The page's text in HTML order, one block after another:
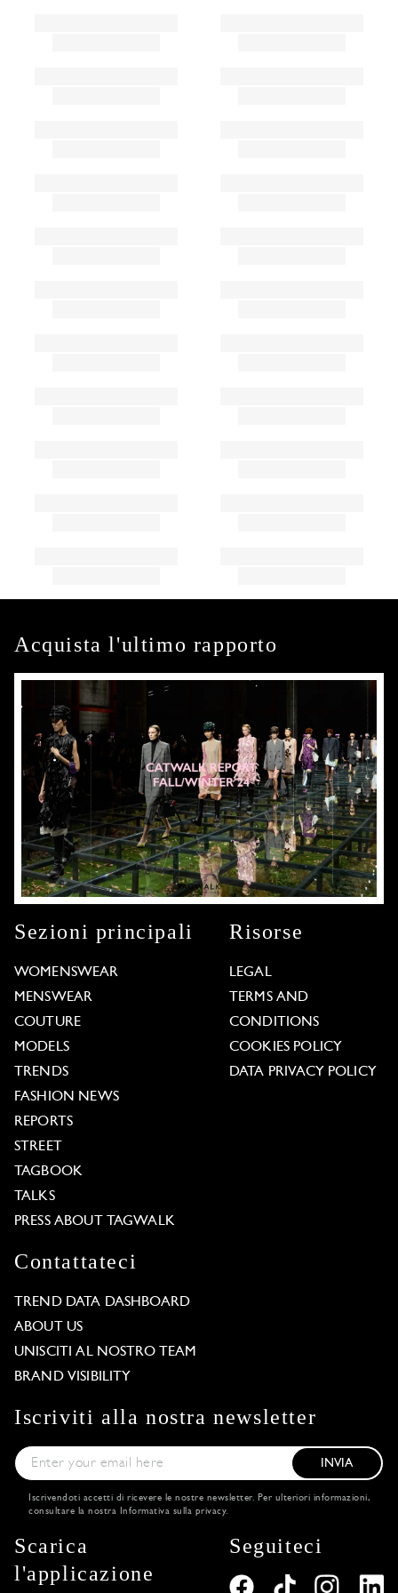
Acquista l'ultimo rapporto
Sezioni principali
WOMENSWEAR
MENSWEAR
COUTURE
MODELS
TRENDS
FASHION NEWS
REPORTS
STREET
TAGBOOK
TALKS
PRESS ABOUT TAGWALK
Risorse
LEGAL
TERMS AND
CONDITIONS
COOKIES POLICY
DATA PRIVACY POLICY
Contattateci
TREND DATA DASHBOARD
ABOUT US
UNISCITI AL NOSTRO TEAM
BRAND VISIBILITY
Iscriviti alla nostra newsletter
INVIA
Iscrivendoti accetti di ricevere le nostre newsletter. Per ulteriori informazioni,
consultare la nostra
Informativa sulla privacy.
Scarica
l'applicazione
Seguiteci